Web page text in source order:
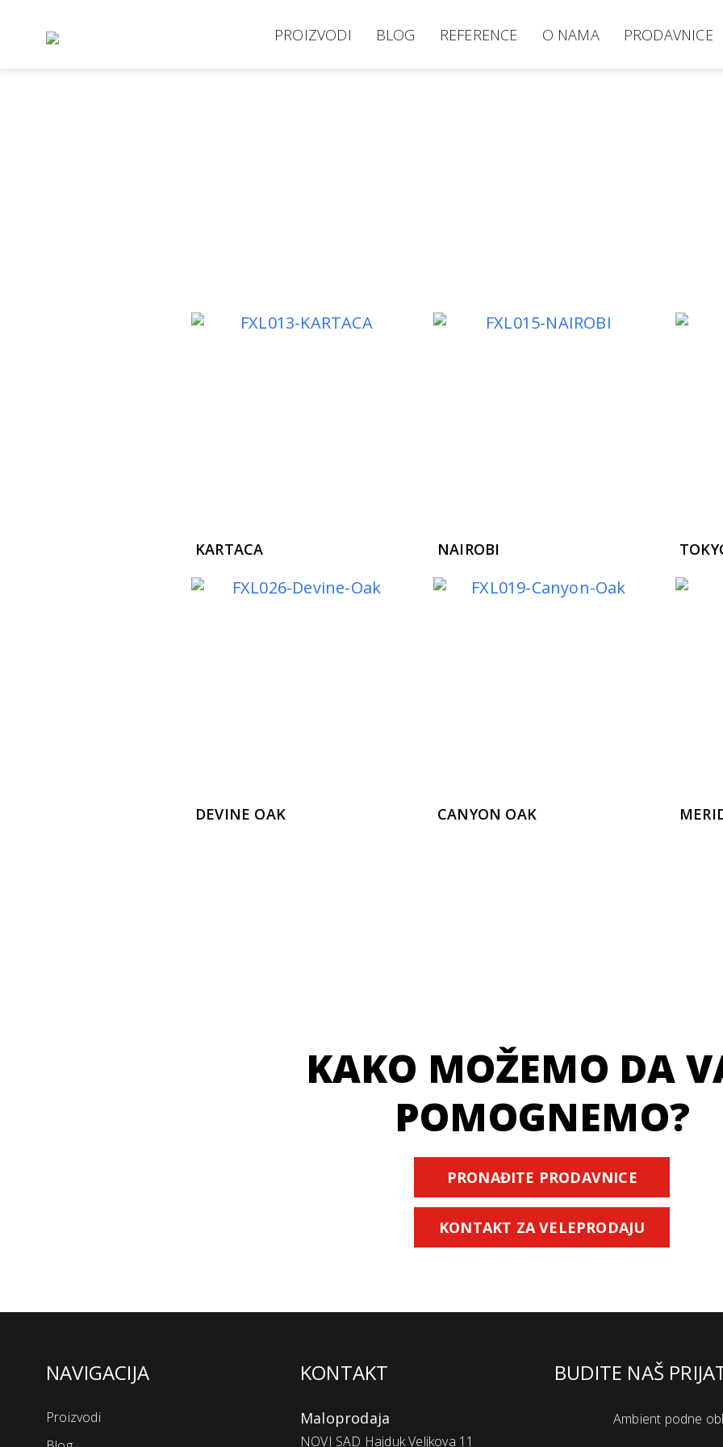
PROIZVODI BLOG REFERENCE O NAMA PRODAVNICE
KARTACA NAIROBI
DEVINE OAK CANYON OAK
KAKO MOŽEMO DA
POMOGNEMO?
PRONAĐITE PRODAVNICE
KONTAKT ZA VELEPRODAJU
NAVIGACIJA
Proizvodi
KONTAKT
Maloprodaja
NOVI SAD Hajduk Veljkova 11
BUDITE NAŠ
Ambient podne